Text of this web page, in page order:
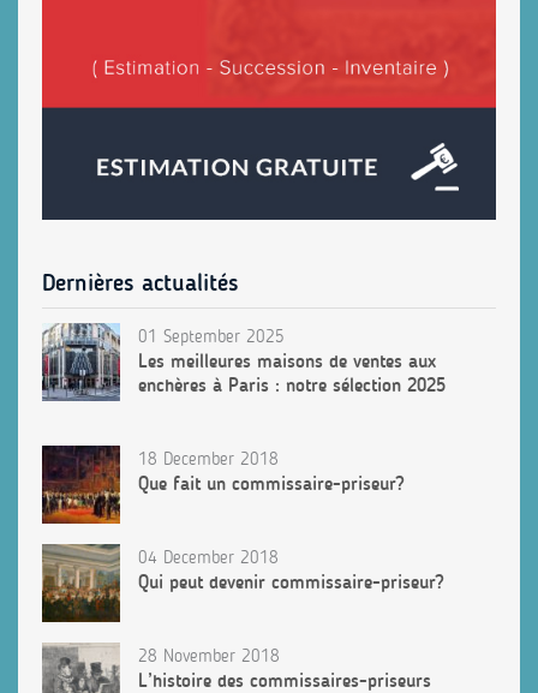
Dernières actualités
01 September 2025
Les meilleures maisons de ventes aux
enchères à Paris : notre sélection 2025
18 December 2018
Que fait un commissaire-priseur?
04 December 2018
Qui peut devenir commissaire-priseur?
28 November 2018
L’histoire des commissaires-priseurs